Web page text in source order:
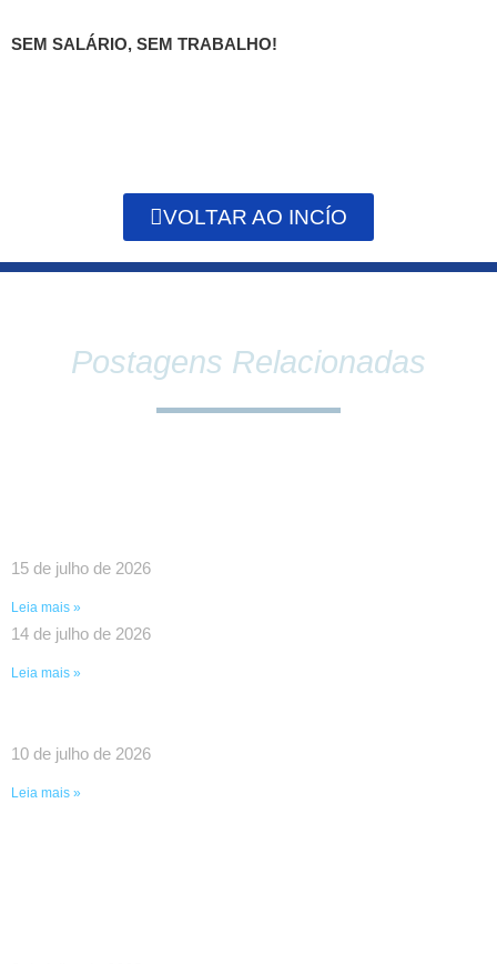
SEM SALÁRIO, SEM TRABALHO!
VOLTAR AO INCÍO
Postagens Relacionadas
15 de julho de 2026
Leia mais »
14 de julho de 2026
Leia mais »
10 de julho de 2026
Leia mais »